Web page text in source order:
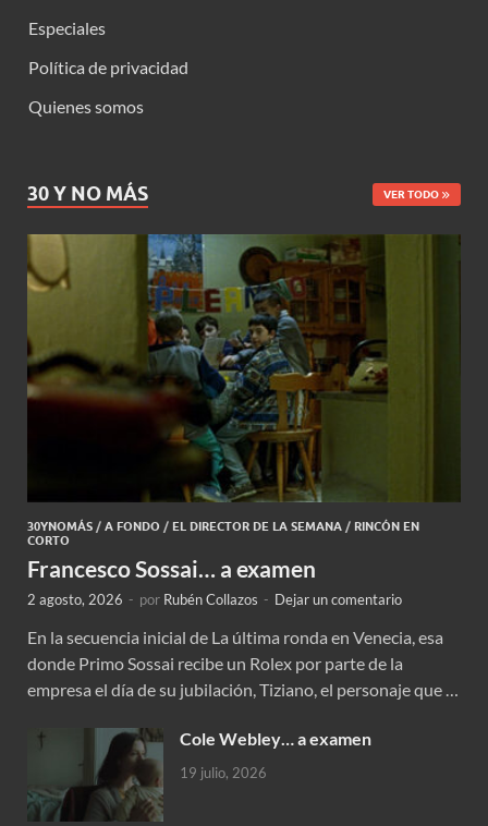
Especiales
Política de privacidad
Quienes somos
30 Y NO MÁS VER TODO
30YNOMÁS / A FONDO / EL DIRECTOR DE LA SEMANA / RINCÓN EN
CORTO
Francesco Sossai… a examen
2 agosto, 2026 - por Rubén Collazos - Dejar un comentario
En la secuencia inicial de La última ronda en Venecia, esa
donde Primo Sossai recibe un Rolex por parte de la
empresa el día de su jubilación, Tiziano, el personaje que …
Cole Webley… a examen
19 julio, 2026